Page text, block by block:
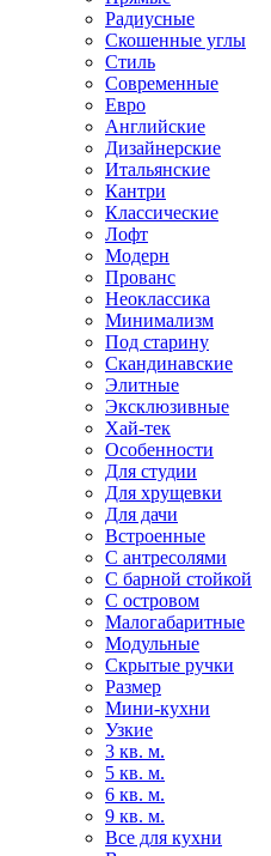
Радиусные
Скошенные углы
Стиль
Современные
Евро
Английские
Дизайнерские
Итальянские
Кантри
Классические
Лофт
Модерн
Прованс
Неоклассика
Минимализм
Под старину
Скандинавские
Элитные
Эксклюзивные
Хай-тек
Особенности
Для студии
Для хрущевки
Для дачи
Встроенные
С антресолями
С барной стойкой
С островом
Малогабаритные
Модульные
Скрытые ручки
Размер
Мини-кухни
Узкие
3 кв. м.
5 кв. м.
6 кв. м.
9 кв. м.
Все для кухни